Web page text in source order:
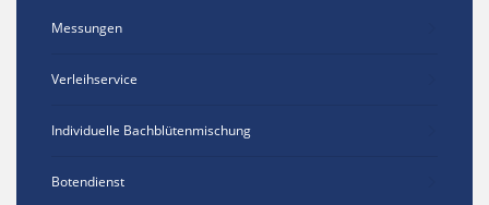
Messungen
Verleihservice
Individuelle Bachblütenmischung
Botendienst